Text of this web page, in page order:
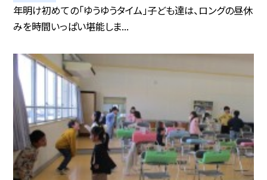
年明け初めての「ゆうゆうタイム」子ども達は、ロングの昼休
みを時間いっぱい堪能しま...